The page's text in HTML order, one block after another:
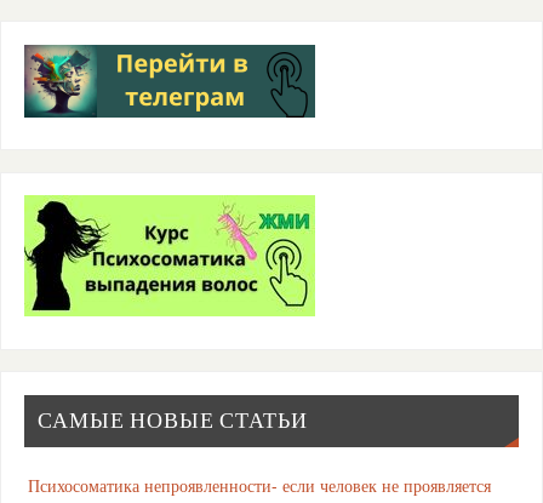
САМЫЕ НОВЫЕ СТАТЬИ
Психосоматика непроявленности- если человек не проявляется